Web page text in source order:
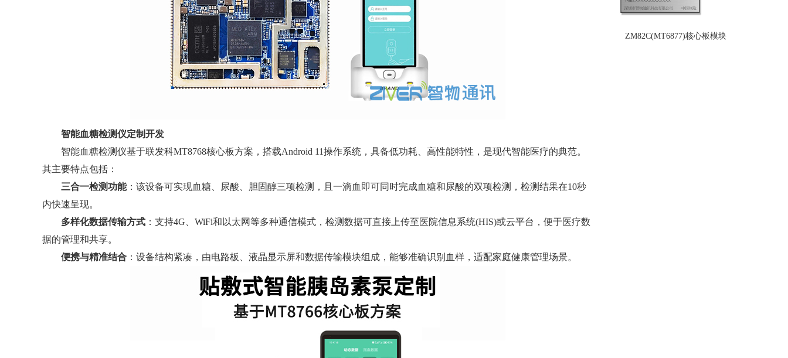
智能血糖检测仪定制开发
智能血糖检测仪基于联发科MT8768核心板方案，搭载Android 11操作系统，具备低功耗、高性能特性，是现代智能医疗的典范。
其主要特点包括：
三合一检测功能：该设备可实现血糖、尿酸、胆固醇三项检测，且一滴血即可同时完成血糖和尿酸的双项检测，检测结果在10秒
内快速呈现。
多样化数据传输方式 ：支持4G、WiFi和以太网等多种通信模式，检测数据可直接上传至医院信息系统(HIS)或云平台，便于医疗数
据的管理和共享。
便携与精准结合 ：设备结构紧凑，由电路板、液晶显示屏和数据传输模块组成，能够准确识别血样，适配家庭健康管理场景。
ZM82C(MT6877)核心板模块